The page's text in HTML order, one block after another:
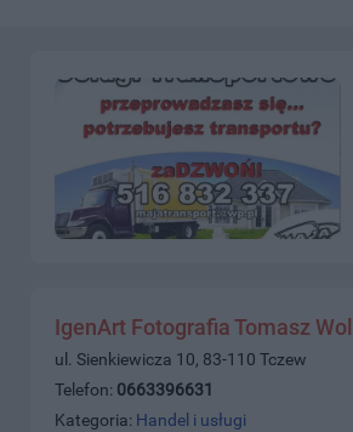
IgenArt Fotografia Tomasz
ul. Sienkiewicza 10, 83-110 Tczew
Telefon: 0663396631
Kategoria: Handel i usługi